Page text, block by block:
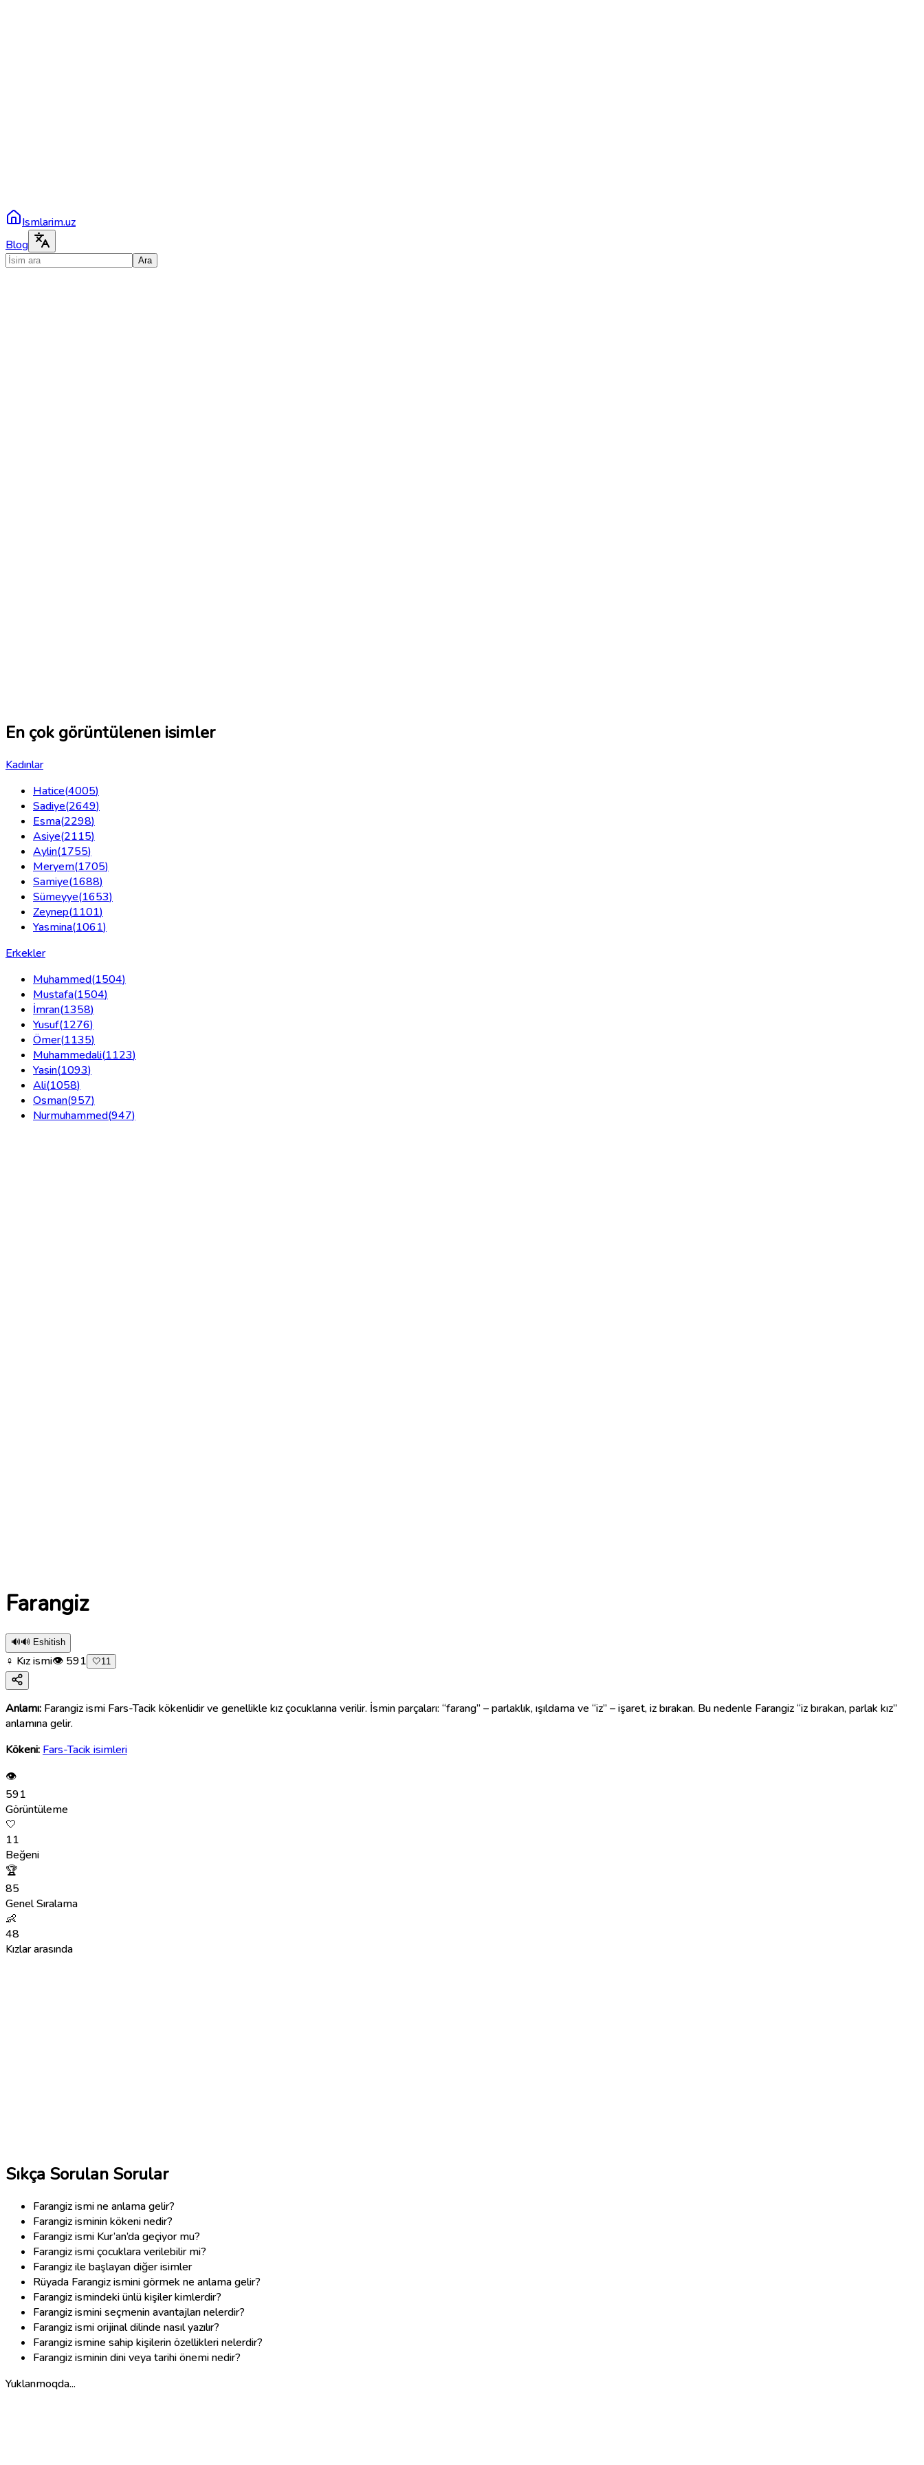
Ismlarim.uz
Blog
Ara
En çok görüntülenen isimler
Kadınlar
Hatice(4005)
Sadiye(2649)
Esma(2298)
Asiye(2115)
Aylin(1755)
Meryem(1705)
Samiye(1688)
Sümeyye(1653)
Zeynep(1101)
Yasmina(1061)
Erkekler
Muhammed(1504)
Mustafa(1504)
İmran(1358)
Yusuf(1276)
Ömer(1135)
Muhammedali(1123)
Yasin(1093)
Ali(1058)
Osman(957)
Nurmuhammed(947)
Farangiz
🔊🔊 Eshitish
♀ Kız ismi👁 591 🤍11
Anlamı: Farangiz ismi Fars-Tacik kökenlidir ve genellikle kız çocuklarına verilir. İsmin parçaları: “farang” – parlaklık, ışıldama ve “iz” – işaret, iz bırakan. Bu nedenle Farangiz “iz bırakan, parlak kız”
anlamına gelir.
Kökeni: Fars-Tacik isimleri
👁
591
Görüntüleme
🤍
11
Beğeni
🏆
85
Genel Sıralama
👶
48
Kızlar arasında
Sıkça Sorulan Sorular
Farangiz ismi ne anlama gelir?
Farangiz isminin kökeni nedir?
Farangiz ismi Kur’an’da geçiyor mu?
Farangiz ismi çocuklara verilebilir mi?
Farangiz ile başlayan diğer isimler
Rüyada Farangiz ismini görmek ne anlama gelir?
Farangiz ismindeki ünlü kişiler kimlerdir?
Farangiz ismini seçmenin avantajları nelerdir?
Farangiz ismi orijinal dilinde nasıl yazılır?
Farangiz ismine sahip kişilerin özellikleri nelerdir?
Farangiz isminin dini veya tarihi önemi nedir?
Yuklanmoqda...